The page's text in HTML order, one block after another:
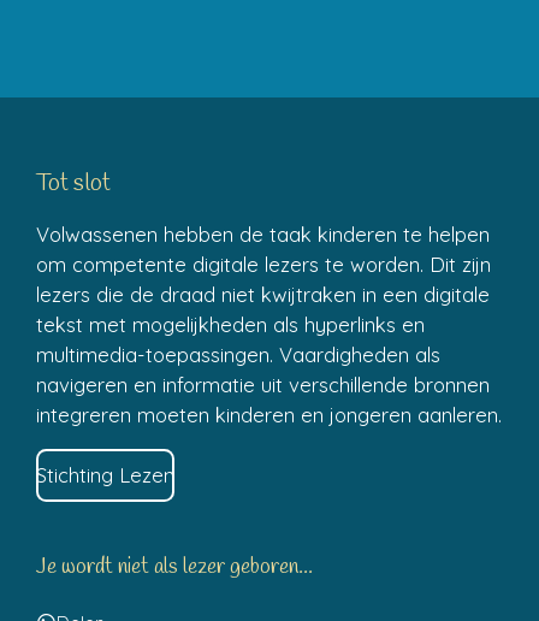
Tot slot
Volwassenen hebben de taak kinderen te helpen
om competente digitale lezers te worden. Dit zijn
lezers die de draad niet kwijtraken in een digitale
tekst met mogelijkheden als hyperlinks en
multimedia-toepassingen. Vaardigheden als
navigeren en informatie uit verschillende bronnen
integreren moeten kinderen en jongeren aanleren.
Stichting Lezen
Je wordt niet als lezer geboren...